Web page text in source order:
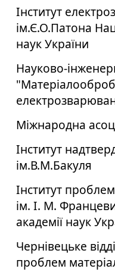
Інститут
ім.Є.О.Патона
наук України
Науково-
Міжнародна
Інститут
ім.В.М.Бакуля
Інститут
ім. І. М.
академії наук
Чернівецьке
проблем